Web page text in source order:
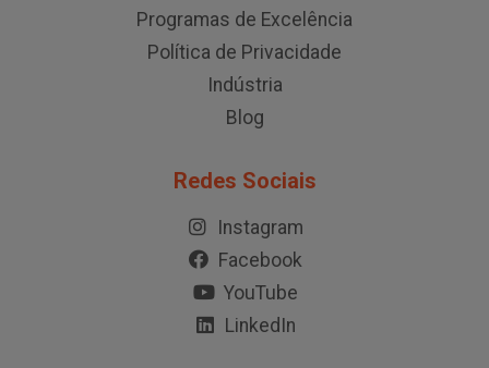
Programas de Excelência
Política de Privacidade
Indústria
Blog
Redes Sociais
Instagram
Facebook
YouTube
LinkedIn